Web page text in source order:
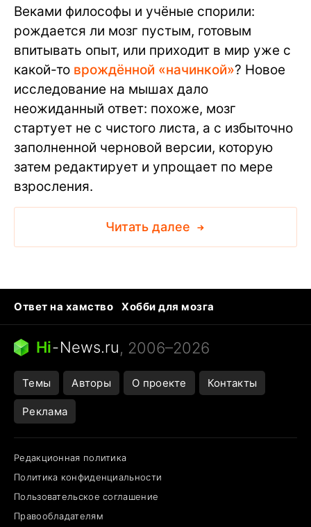
Веками философы и учёные спорили:
рождается ли мозг пустым, готовым
впитывать опыт, или приходит в мир уже с
какой-то врождённой «начинкой»? Новое
исследование на мышах дало
неожиданный ответ: похоже, мозг
стартует не с чистого листа, а с избыточно
заполненной черновой версии, которую
затем редактирует и упрощает по мере
взросления.
Читать далее
Ответ на хамство
Хобби для мозга
Бензин 100 vs 95
Тунцы в океанариуме
Следующая пандемия
Hi-News.ru, 2006–2026
Темы Авторы О проекте Контакты
Реклама
Редакционная политика
Политика конфиденциальности
Пользовательское соглашение
Правообладателям